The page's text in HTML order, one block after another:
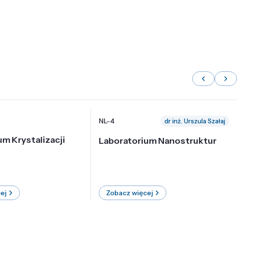
Krystalizacji
NL-4 dr inż. Urszula Szałaj
Laboratorium Nanostruktur
Zobacz więcej